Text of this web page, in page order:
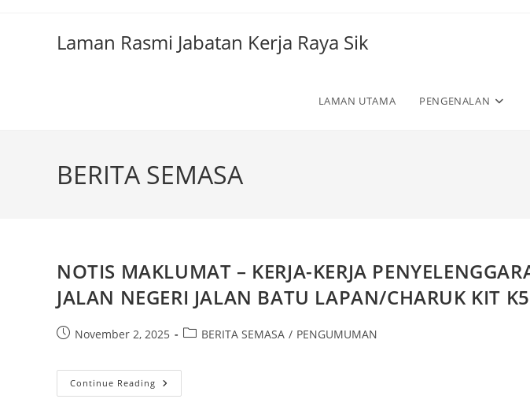
Laman Rasmi Jabatan Kerja Raya Sik
LAMAN UTAMA PENGENALAN
BERITA SEMASA
NOTIS MAKLUMAT – KERJA-KERJA
JALAN NEGERI JALAN BATU LAPAN/CHARUK KIT
November 2, 2025 BERITA SEMASA / PENGUMUMAN
Continue Reading